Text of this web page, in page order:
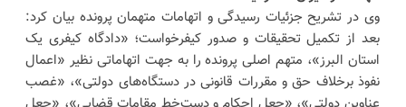
وی در تشریح جزئیات رسیدگی و اتهامات متهمان پرونده بیان کرد:
بعد از تکمیل تحقیقات و صدور کیفرخواست؛ «دادگاه کیفری یک
استان البرز»، متهم اصلی پرونده را به جهت اتهاماتی نظیر «اعمال
نفوذ برخلاف حق و مقررات قانونی در دستگاه‌های دولتی»، «غصب